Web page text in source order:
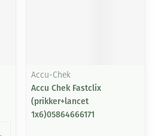
Accu-Chek
Accu Chek Fastclix
(prikker+lancet
1x6)05864666171